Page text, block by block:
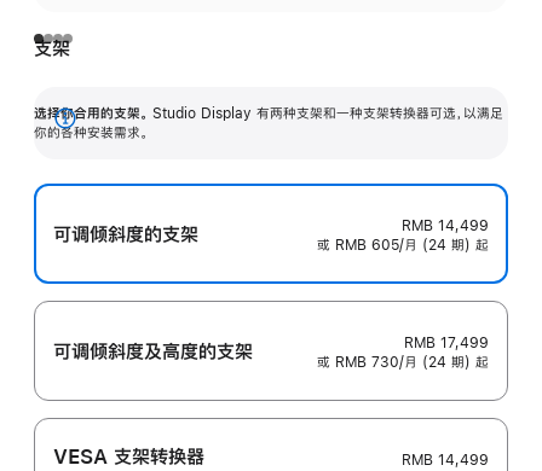
支架
选择你合用的支架。 Studio Display 有两种支架和一种支架转换器可选，以满足
你的各种安装需求。
展
可调倾斜度的支架
RMB 14,499
或 RMB 605/月 (24 期) 起
可调倾斜度及高‍度的支‍架
RMB 17,499
或 RMB 730/月 (24 期) 起
VESA 支架转换器
RMB 14,499